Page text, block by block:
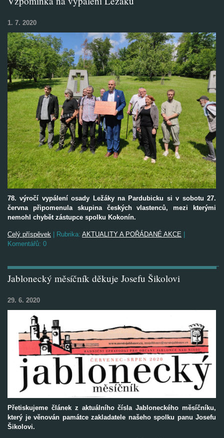
1. 7. 2020
78. výročí vypálení osady Ležáky na Pardubicku si v sobotu 27.
června připomenula skupina českých vlastenců, mezi kterými
nemohl chybět zástupce spolku Kokonín.
Celý příspěvek Rubrika: AKTUALITY A POŘÁDANÉ AKCE
Komentářů: 0
Jablonecký měsíčník děkuje Josefu Šikolovi
29. 6. 2020
Přetiskujeme článek z aktuálního čísla Jabloneckého měsíčníku,
který je věnován památce zakladatele našeho spolku panu Josefu
Šikolovi.